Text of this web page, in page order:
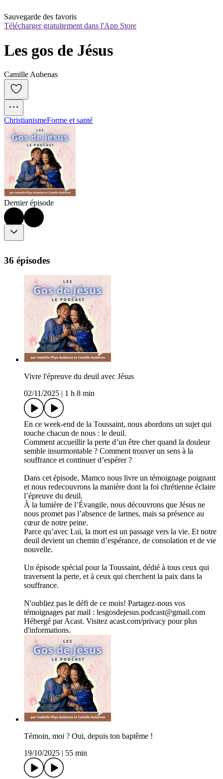
Sauvegarde des favoris
Télécharger gratuitement dans l'App Store
Les gos de Jésus
Camille Aubenas
ChristianismeForme et santé
Dernier épisode
36 épisodes
Vivre l'épreuve du deuil avec Jésus
02/11/2025
1 h 8 min
En ce week-end de la Toussaint, nous abordons un sujet qui
touche chacun de nous : le deuil.
Comment accueillir la perte d’un être cher quand la douleur
semble insurmontable ? Comment trouver un sens à la
souffrance et continuer d’espérer ?
Dans cet épisode, Mamco nous livre un témoignage poignant
et nous redecouvrons la manière dont la foi chrétienne éclaire
l’épreuve du deuil.
À la lumière de l’Évangile, nous découvrons que Jésus ne
nous promet pas l’absence de larmes, mais sa présence au
cœur de notre peine.
Parce qu’avec Lui, la mort est un passage vers la vie. Et notre
deuil devient un chemin d’espérance, de consolation et de vie
nouvelle.
Un épisode spécial pour la Toussaint, dédié à tous ceux qui
traversent la perte, et à ceux qui cherchent la paix dans la
souffrance.
N'oubliez pas le défi de ce mois! Partagez-nous vos
témoignages par mail : lesgosdejesus.podcast@gmail.com
Hébergé par Acast. Visitez acast.com/privacy pour plus
d'informations.
Témoin, moi ? Oui, depuis ton baptême !
19/10/2025
55 min